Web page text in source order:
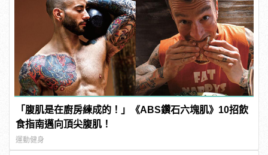
「腹肌是在廚房練成的！」《ABS鑽石六塊肌》10招飲
食指南邁向頂尖腹肌！
運動健身